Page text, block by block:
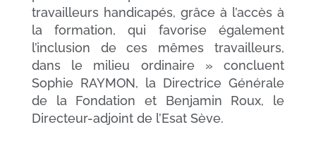
travailleurs handicapés, grâce à l’accès à
la formation, qui favorise également
l’inclusion de ces mêmes travailleurs,
dans le milieu ordinaire »
concluent
Sophie RAYMON, la Directrice Générale
de la Fondation et Benjamin Roux, le
Directeur-adjoint de l’Esat Sève.